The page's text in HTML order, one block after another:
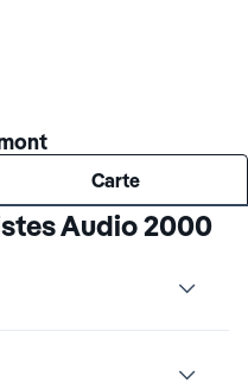
Carte
Audio 2000